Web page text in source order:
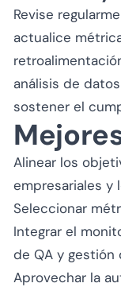
Revise
actualice
análisis de
sostener el
Alinear los
empresariales y
Seleccionar
Integrar el
de QA y gestión
Aprovechar la